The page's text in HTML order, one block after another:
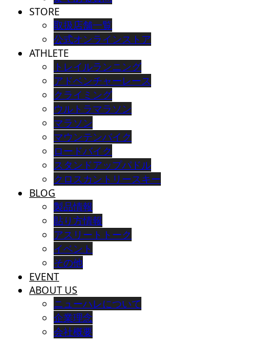
STORE
取扱店舗一覧
公式オンラインストア
ATHLETE
トレイルランニング
アドベンチャーレース
クライミング
ウルトラマラソン
マラソン
マウンテンバイク
ロードバイク
スタンドアップパドル
クロスカントリースキー
BLOG
製品情報
貼り方情報
アスリートトーク
イベント
その他
EVENT
ABOUT US
ニューハレについて
企業理念
会社概要